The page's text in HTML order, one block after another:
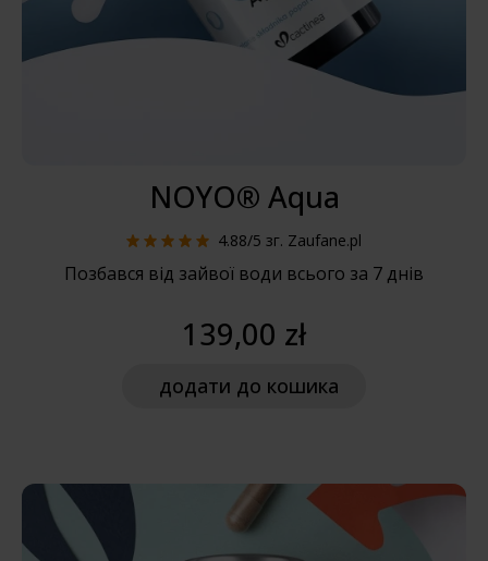
NOYO® Aqua
4.88/5 зг. Zaufane.pl
Позбався від зайвої води всього за 7 днів
139,00 zł
додати до кошика